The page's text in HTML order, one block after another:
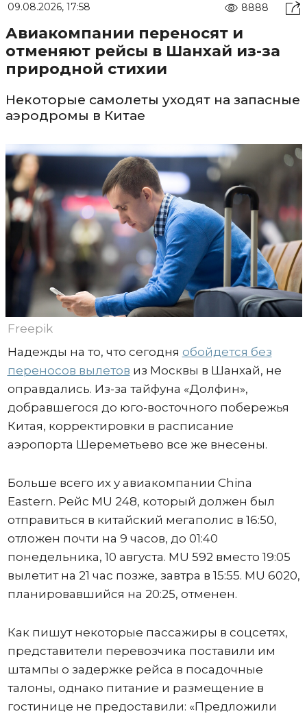
09.08.2026, 17:58 8888
Авиакомпании переносят и
отменяют рейсы в Шанхай из-за
природной стихии
Некоторые самолеты уходят на запасные
аэродромы в Китае
Freepik
Надежды на то, что сегодня обойдется без
переносов вылетов из Москвы в Шанхай, не
оправдались. Из-за тайфуна «Долфин»,
добравшегося до юго-восточного побережья
Китая, корректировки в расписание
аэропорта Шереметьево все же внесены.
Больше всего их у авиакомпании China
Eastern. Рейс MU 248, который должен был
отправиться в китайский мегаполис в 16:50,
отложен почти на 9 часов, до 01:40
понедельника, 10 августа. MU 592 вместо 19:05
вылетит на 21 час позже, завтра в 15:55. MU 6020,
планировавшийся на 20:25, отменен.
Как пишут некоторые пассажиры в соцсетях,
представители перевозчика поставили им
штампы о задержке рейса в посадочные
талоны, однако питание и размещение в
гостинице не предоставили: «Предложили